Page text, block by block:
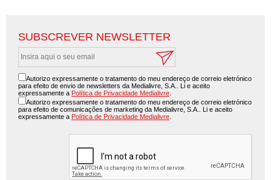
SUBSCREVER NEWSLETTER
Autorizo expressamente o tratamento do meu endereço de correio eletrónico
para efeito de envio de newsletters da Medialivre, S.A.. Li e aceito
expressamente a Política de Privacidade Medialivre
Autorizo expressamente o tratamento do meu endereço de correio eletrónico
para efeito de comunicações de marketing da Medialivre, S.A.. Li e aceito
expressamente a Política de Privacidade Medialivre